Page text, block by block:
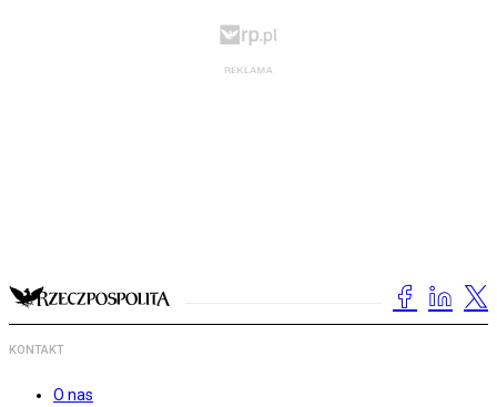
KONTAKT
O nas